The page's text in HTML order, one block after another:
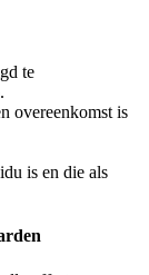
te
overeenkomst is
is en die als